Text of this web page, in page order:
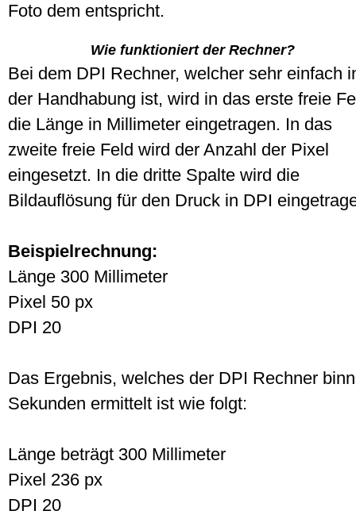
Foto dem entspricht.
Wie funktioniert der Rechner?
Bei dem DPI Rechner, welcher sehr einfach
der Handhabung ist, wird in das erste freie
die Länge in Millimeter eingetragen. In das
zweite freie Feld wird der Anzahl der Pixel
eingesetzt. In die dritte Spalte wird die
Bildauflösung für den Druck in DPI
Beispielrechnung:
Länge 300 Millimeter
Pixel 50 px
DPI 20
Das Ergebnis, welches der DPI Rechner
Sekunden ermittelt ist wie folgt:
Länge beträgt 300 Millimeter
Pixel 236 px
DPI 20